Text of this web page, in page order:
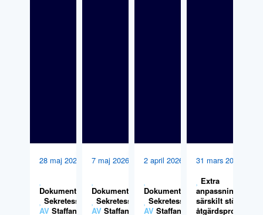
28 maj 2026
Dokumentation,
Sekretess
AV Staffan
7 maj 2026
Dokumentation,
Sekretess
AV Staffan
2 april 2026
Dokumentation,
Sekretess
AV Staffan
31 mars 2026
Extra
anpassningar,
särskilt stöd och
åtgärdsprogram